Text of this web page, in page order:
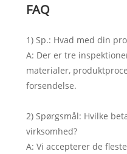
FAQ
1) Sp.: Hvad med din
A: Der er tre
materialer,
forsendelse.
2) Spørgsmål: Hvilke
virksomhed?
A: Vi accepterer de